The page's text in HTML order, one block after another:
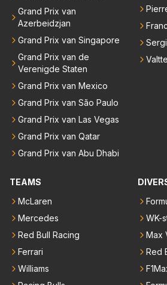
Grand Prix van
Azerbeidzjan
Grand Prix van Singapore
Grand Prix van de
Verenigde Staten
Grand Prix van Mexico
Grand Prix van São Paulo
Grand Prix van Las Vegas
Grand Prix van Qatar
Grand Prix van Abu Dhabi
TEAMS
McLaren
Mercedes
Red Bull Racing
Ferrari
Williams
WK-
Max
Red